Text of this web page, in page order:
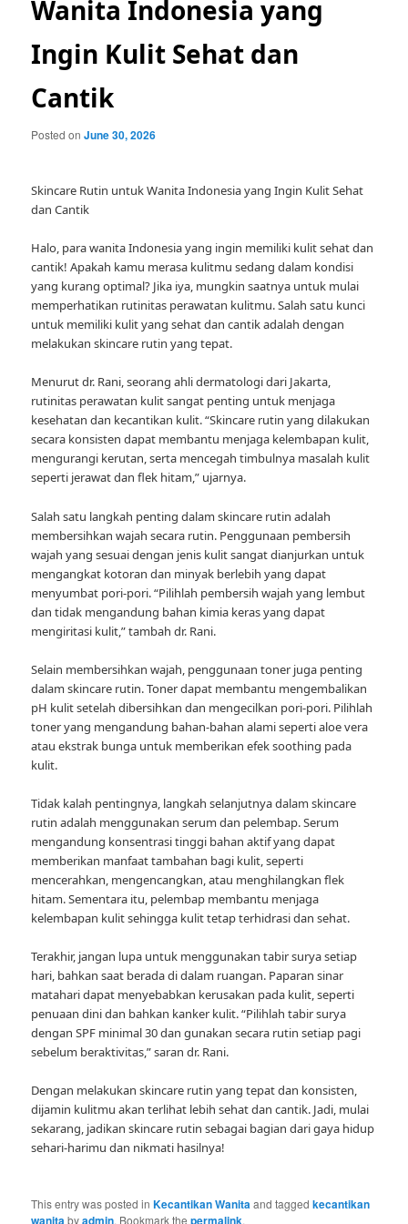
Wanita Indonesia yang
Ingin Kulit Sehat dan
Cantik
Posted onJune 30, 2026
Skincare Rutin untuk Wanita Indonesia yang Ingin Kulit Sehat
dan Cantik
Halo, para wanita Indonesia yang ingin memiliki kulit sehat dan
cantik! Apakah kamu merasa kulitmu sedang dalam kondisi
yang kurang optimal? Jika iya, mungkin saatnya untuk mulai
memperhatikan rutinitas perawatan kulitmu. Salah satu kunci
untuk memiliki kulit yang sehat dan cantik adalah dengan
melakukan skincare rutin yang tepat.
Menurut dr. Rani, seorang ahli dermatologi dari Jakarta,
rutinitas perawatan kulit sangat penting untuk menjaga
kesehatan dan kecantikan kulit. “Skincare rutin yang dilakukan
secara konsisten dapat membantu menjaga kelembapan kulit,
mengurangi kerutan, serta mencegah timbulnya masalah kulit
seperti jerawat dan flek hitam,” ujarnya.
Salah satu langkah penting dalam skincare rutin adalah
membersihkan wajah secara rutin. Penggunaan pembersih
wajah yang sesuai dengan jenis kulit sangat dianjurkan untuk
mengangkat kotoran dan minyak berlebih yang dapat
menyumbat pori-pori. “Pilihlah pembersih wajah yang lembut
dan tidak mengandung bahan kimia keras yang dapat
mengiritasi kulit,” tambah dr. Rani.
Selain membersihkan wajah, penggunaan toner juga penting
dalam skincare rutin. Toner dapat membantu mengembalikan
pH kulit setelah dibersihkan dan mengecilkan pori-pori. Pilihlah
toner yang mengandung bahan-bahan alami seperti aloe vera
atau ekstrak bunga untuk memberikan efek soothing pada
kulit.
Tidak kalah pentingnya, langkah selanjutnya dalam skincare
rutin adalah menggunakan serum dan pelembap. Serum
mengandung konsentrasi tinggi bahan aktif yang dapat
memberikan manfaat tambahan bagi kulit, seperti
mencerahkan, mengencangkan, atau menghilangkan flek
hitam. Sementara itu, pelembap membantu menjaga
kelembapan kulit sehingga kulit tetap terhidrasi dan sehat.
Terakhir, jangan lupa untuk menggunakan tabir surya setiap
hari, bahkan saat berada di dalam ruangan. Paparan sinar
matahari dapat menyebabkan kerusakan pada kulit, seperti
penuaan dini dan bahkan kanker kulit. “Pilihlah tabir surya
dengan SPF minimal 30 dan gunakan secara rutin setiap pagi
sebelum beraktivitas,” saran dr. Rani.
Dengan melakukan skincare rutin yang tepat dan konsisten,
dijamin kulitmu akan terlihat lebih sehat dan cantik. Jadi, mulai
sekarang, jadikan skincare rutin sebagai bagian dari gaya hidup
sehari-harimu dan nikmati hasilnya!
This entry was posted inKecantikan Wanitaand taggedkecantikan
wanita byadmin. Bookmark thepermalink.